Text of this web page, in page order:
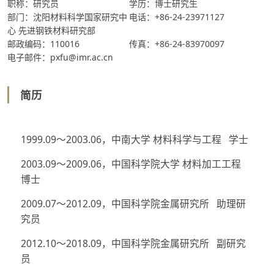
职称：研究员
学历：博士研究生
部门：沈阳材料科学国家研究中
心 先进钢铁材料研究部
电话：+86-24-23971127
邮政编码：110016
传真：+86-24-83970097
电子邮件：pxfu@imr.ac.cn
简历
1999.09～2003.06，中南大学 材料科学与工程 学士
2003.09～2009.06，中国科学院大学 材料加工工程
博士
2009.07～2012.09，中国科学院金属研究所 助理研
究员
2012.10～2018.09，中国科学院金属研究所 副研究
员